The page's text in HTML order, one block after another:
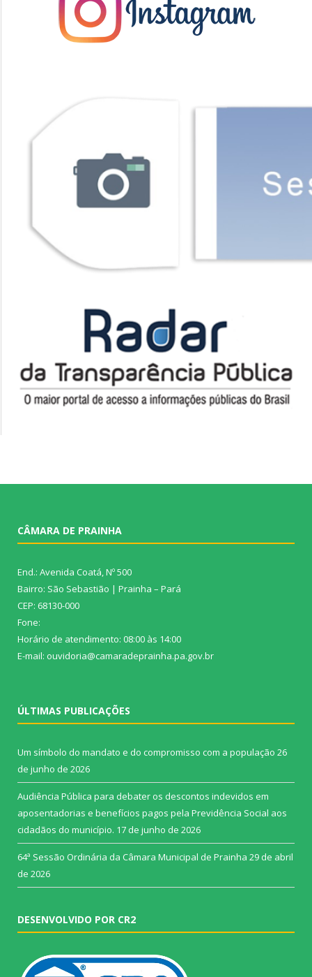
CÂMARA DE PRAINHA
End.: Avenida Coatá, Nº 500
Bairro: São Sebastião | Prainha – Pará
CEP: 68130-000
Fone:
Horário de atendimento: 08:00 às 14:00
E-mail: ouvidoria@camaradeprainha.pa.gov.br
ÚLTIMAS PUBLICAÇÕES
Um símbolo do mandato e do compromisso com a população 26
de junho de 2026
Audiência Pública para debater os descontos indevidos em
aposentadorias e benefícios pagos pela Previdência Social aos
cidadãos do município. 17 de junho de 2026
64ª Sessão Ordinária da Câmara Municipal de Prainha 29 de abril
de 2026
DESENVOLVIDO POR CR2